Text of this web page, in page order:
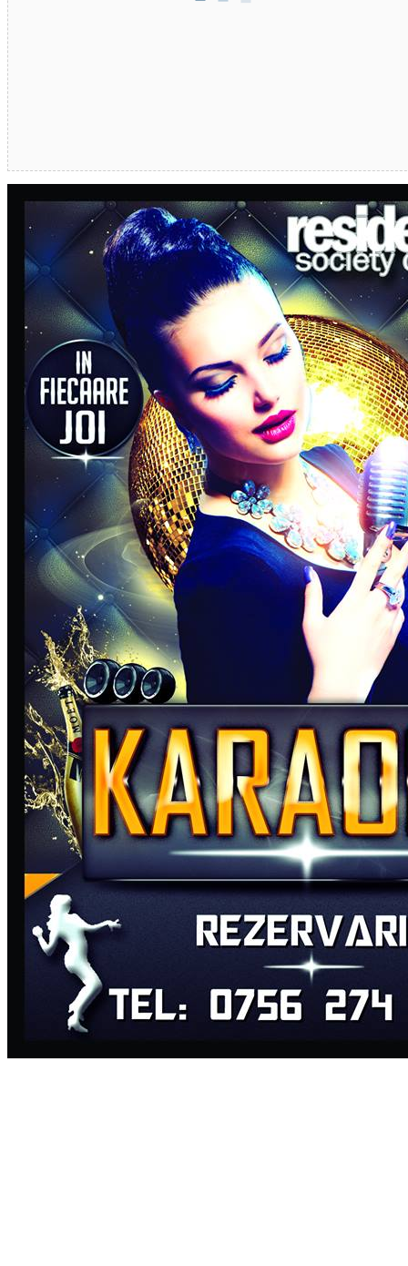
In fiecare joi, karaoke parti cu Adi Corlaciu